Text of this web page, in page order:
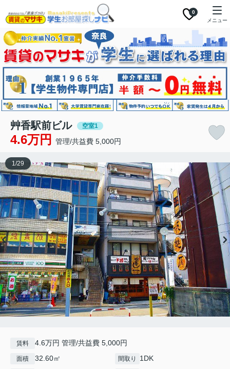
0
メニュー
艸香駅前ビル 空室1
4.6万円 管理/共益費 5,000円
1/29
賃料 4.6万円 管理/共益費 5,000円
面積 32.60㎡ 間取り 1DK